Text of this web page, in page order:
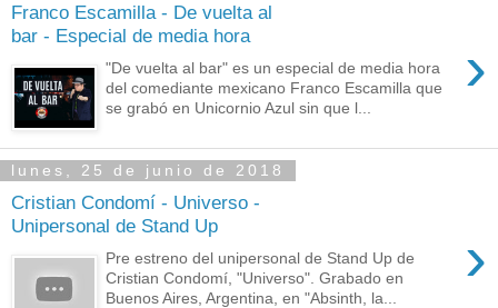
Franco Escamilla - De vuelta al
bar - Especial de media hora
›
"De vuelta al bar" es un especial de media hora
del comediante mexicano Franco Escamilla que
se grabó en Unicornio Azul sin que l...
lunes, 25 de junio de 2018
Cristian Condomí - Universo -
Unipersonal de Stand Up
›
Pre estreno del unipersonal de Stand Up de
Cristian Condomí, "Universo". Grabado en
Buenos Aires, Argentina, en "Absinth, la...